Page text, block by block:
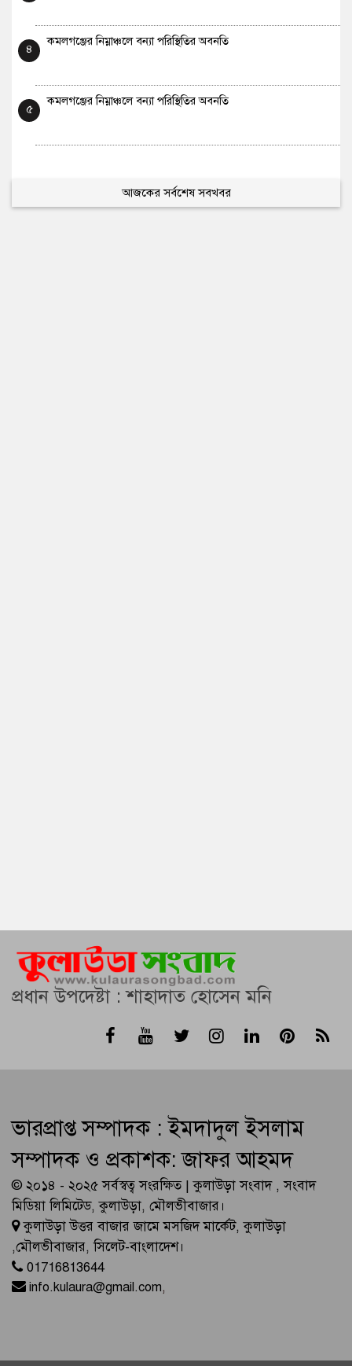
৪
কমলগঞ্জের নিম্নাঞ্চলে বন্যা পরিস্থিতির অবনতি
৫
কমলগঞ্জের নিম্নাঞ্চলে বন্যা পরিস্থিতির অবনতি
আজকের সর্বশেষ সবখবর
প্রধান উপদেষ্টা : শাহাদাত হোসেন মনি
ভারপ্রাপ্ত সম্পাদক : ইমদাদুল ইসলাম
সম্পাদক ও প্রকাশক: জাফর আহমদ
© ২০১৪ - ২০২৫ সর্বস্বত্ব সংরক্ষিত | কুলাউড়া সংবাদ , সংবাদ
মিডিয়া লিমিটেড, কুলাউড়া, মৌলভীবাজার।
কুলাউড়া উত্তর বাজার জামে মসজিদ মার্কেট, কুলাউড়া
,মৌলভীবাজার, সিলেট-বাংলাদেশ।
01716813644
info.kulaura@gmail.com,